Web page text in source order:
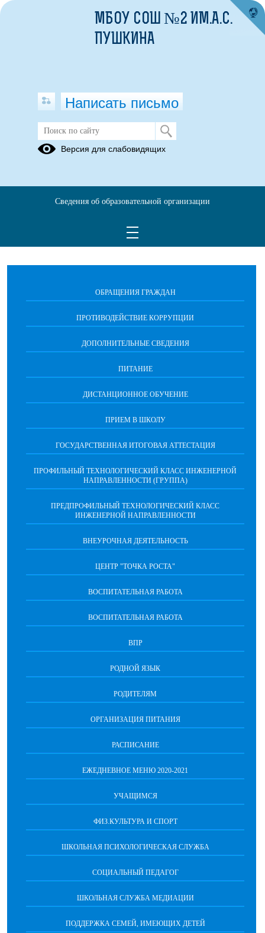
ВОСПИТАТЕЛЬНАЯ РАБОТА
ОБРАЩЕНИЯ ГРАЖДАН
ПРОТИВОДЕЙСТВИЕ КОРРУПЦИИ
ДОПОЛНИТЕЛЬНЫЕ СВЕДЕНИЯ
ПИТАНИЕ
ДИСТАНЦИОННОЕ ОБУЧЕНИЕ
ПРИЕМ В ШКОЛУ
ГОСУДАРСТВЕННАЯ ИТОГОВАЯ АТТЕСТАЦИЯ
ПРОФИЛЬНЫЙ ТЕХНОЛОГИЧЕСКИЙ КЛАСС ИНЖЕНЕРНОЙ
НАПРАВЛЕННОСТИ (ГРУППА)
ПРЕДПРОФИЛЬНЫЙ ТЕХНОЛОГИЧЕСКИЙ КЛАСС
ИНЖЕНЕРНОЙ НАПРАВЛЕННОСТИ
ВНЕУРОЧНАЯ ДЕЯТЕЛЬНОСТЬ
ЦЕНТР "ТОЧКА РОСТА"
ВОСПИТАТЕЛЬНАЯ РАБОТА
ВОСПИТАТЕЛЬНАЯ РАБОТА
ВПР
РОДНОЙ ЯЗЫК
РОДИТЕЛЯМ
ОРГАНИЗАЦИЯ ПИТАНИЯ
РАСПИСАНИЕ
ЕЖЕДНЕВНОЕ МЕНЮ 2020-2021
УЧАЩИМСЯ
ФИЗ.КУЛЬТУРА И СПОРТ
ШКОЛЬНАЯ ПСИХОЛОГИЧЕСКАЯ СЛУЖБА
СОЦИАЛЬНЫЙ ПЕДАГОГ
ШКОЛЬНАЯ СЛУЖБА МЕДИАЦИИ
ПОДДЕРЖКА СЕМЕЙ, ИМЕЮЩИХ ДЕТЕЙ
МБОУ СОШ №2 ИМ.А.С.
ПУШКИНА
Написать письмо
Версия для слабовидящих
Сведения об образовательной организации